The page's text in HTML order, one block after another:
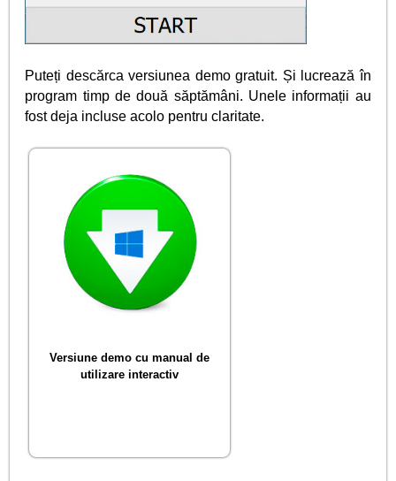
Puteți descărca versiunea demo gratuit. Și lucrează în
program timp de două săptămâni. Unele informații au
fost deja incluse acolo pentru claritate.
Versiune demo cu manual de
utilizare interactiv